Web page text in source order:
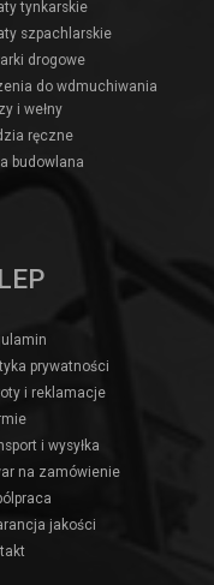
tynkarskie
szpachlarskie
drogowe
do wdmuchiwania
i wełny
ręczne
budowlana
prywatności
i reklamacje
i wysyłka
na zamówienie
jakości